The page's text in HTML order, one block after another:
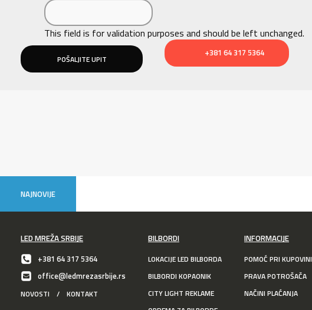
This field is for validation purposes and should be left unchanged.
+381 64 317 5364
NAJNOVIJE
LED MREŽA SRBIJE
+381 64 317 5364
office@ledmrezasrbije.rs
NOVOSTI / KONTAKT
BILBORDI
LOKACIJE LED BILBORDA
BILBORDI KOPAONIK
CITY LIGHT REKLAME
INFORMACIJE
POMOĆ PRI KUPOVINI
PRAVA POTROŠAČA
NAČINI PLAĆANJA